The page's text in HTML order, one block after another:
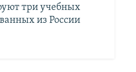
три учебных
из России